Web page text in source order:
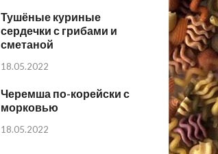
Тушёные куриные
сердечки с грибами и
сметаной
18.05.2022
Черемша по-корейски с
морковью
18.05.2022